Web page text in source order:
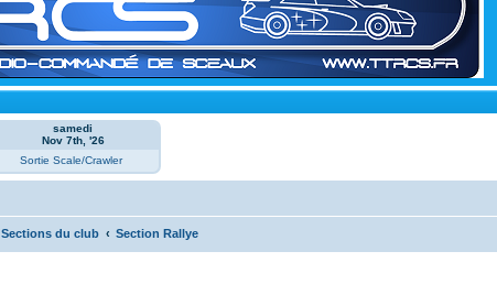
samedi
Nov 7th, '26
Sortie Scale/Crawler
Sections du club Section Rallye